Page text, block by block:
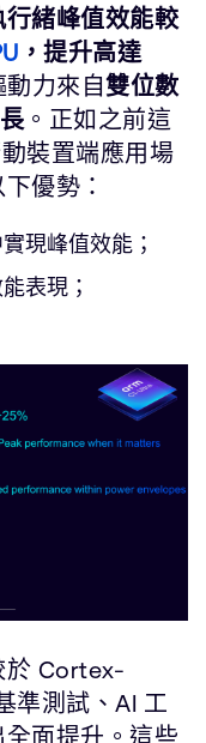
行緒峰值效能較
，提升高達
動力來自雙位數
。正如之前這
裝置端應用場
優勢：
現峰值效能；
表現；
於 Cortex-
準測試、AI 工
面提升。這些